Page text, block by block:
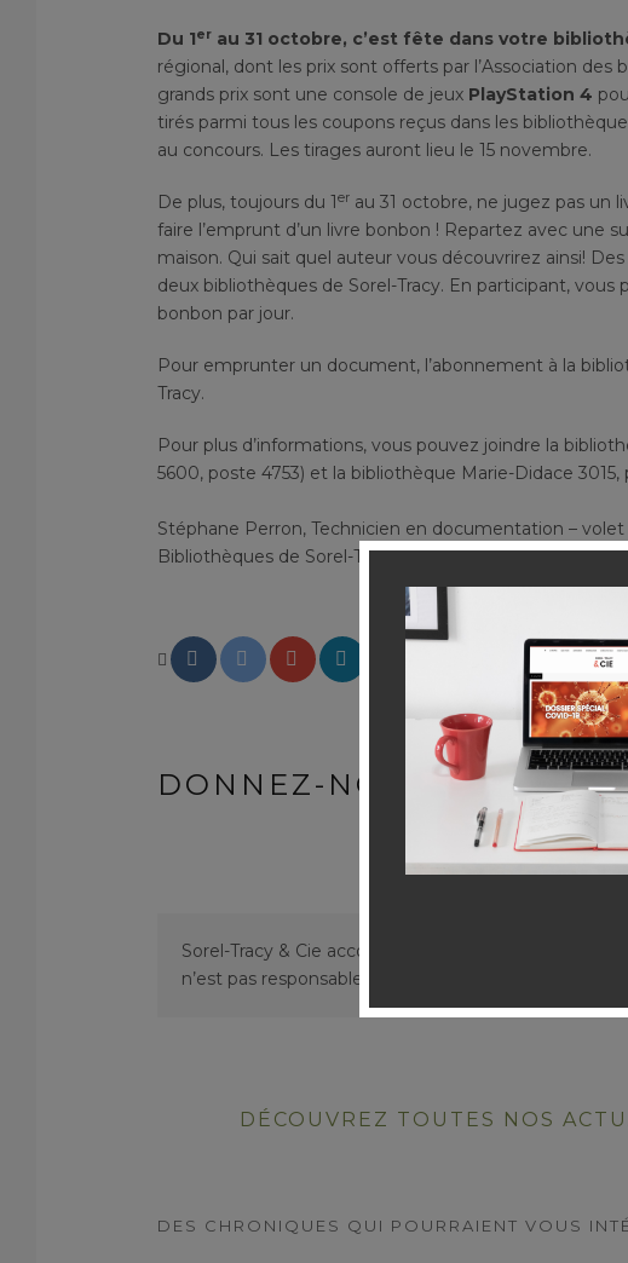
Du 1er au 31 octobre, c’est fête dans votre
régional, dont les prix sont offerts par l’Association
grands prix sont une console de jeux PlayStation 4
tirés parmi tous les coupons reçus dans les
au concours. Les tirages auront lieu le 15 novembre.
De plus, toujours du 1er au 31 octobre, ne jugez pas un
faire l’emprunt d’un livre bonbon ! Repartez avec une
maison. Qui sait quel auteur vous découvrirez ainsi!
deux bibliothèques de Sorel-Tracy. En participant,
bonbon par jour.
Pour emprunter un document, l’abonnement à la
Tracy.
Pour plus d’informations, vous pouvez joindre la
5600, poste 4753) et la bibliothèque Marie-Didace
Stéphane Perron, Technicien en documentation –
Bibliothèques de Sorel-Tracy - 450 780-5600, poste
DONNEZ-NOUS VOS
Sorel-Tracy & Cie accorde une importance majeure
n’est pas responsable des erreurs de français de leurs
DÉCOUVREZ TOUTES NOS
DES CHRONIQUES QUI POURRAIENT VOUS